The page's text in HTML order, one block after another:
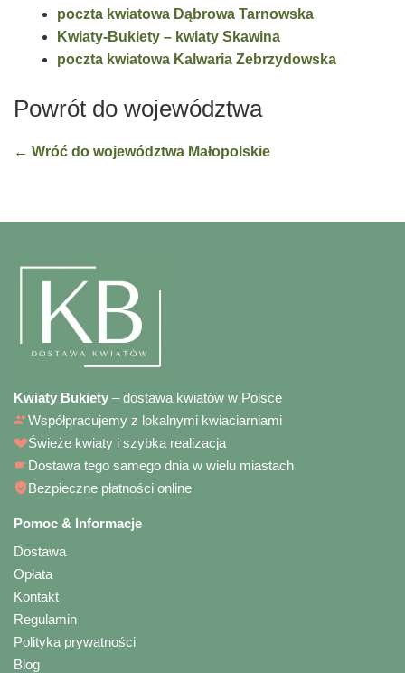
poczta kwiatowa Dąbrowa Tarnowska
Kwiaty-Bukiety – kwiaty Skawina
poczta kwiatowa Kalwaria Zebrzydowska
Powrót do województwa
← Wróć do województwa Małopolskie
Kwiaty Bukiety – dostawa kwiatów w Polsce
Współpracujemy z lokalnymi kwiaciarniami
Świeże kwiaty i szybka realizacja
Dostawa tego samego dnia w wielu miastach
Bezpieczne płatności online
Pomoc & Informacje
Dostawa
Opłata
Kontakt
Regulamin
Polityka prywatności
Blog